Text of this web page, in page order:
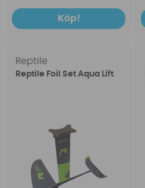
Köp!
Reptile
Reptile Foil Set Aqua Lift